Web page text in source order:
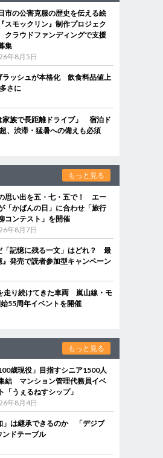
市の公害克服の歴史を伝える絵
スモックリン』制作プロジェク
クラウドファンディングで支援
集
年8月5日
ラッシュが本格化 飲食料品値上
さに
家族で長距離ドライブ」 宿泊ド
、渋滞・猛暑への備えも必須
もっと見る
思い出を五・七・五で！ エー
「かばんの日」に合わせ「旅行
コンテスト」を開催
年8月7日
「記憶に残る一文」はどれ？ 最
発売で読者参加型キャンペーン
走り続けてきた車両 嵐山線・モ
55周年イベントを開催
もっと見る
100歳現役」目指すシニア1500人
結 マンション管理代務員イベ
「うぇるねすシップ」
年8月4日
」は継承できるのか 「デジブ
ンドテーブル